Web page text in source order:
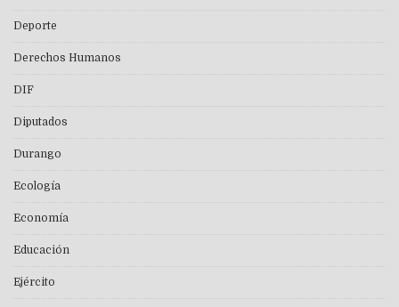
Deporte
Derechos Humanos
DIF
Diputados
Durango
Ecología
Economía
Educación
Ejército